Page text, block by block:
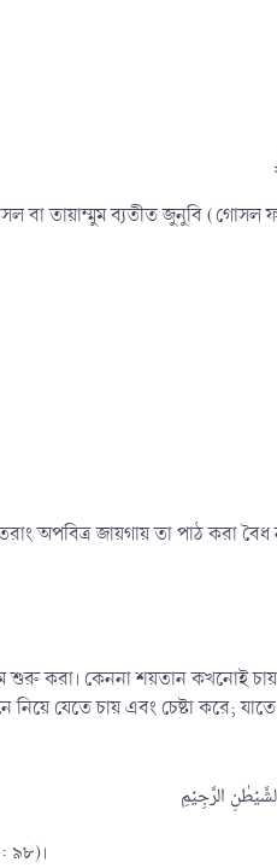
বা তায়াম্মুম ব্যতীত জুনুবি
অপবিত্র জায়গায় তা পাঠ করা বৈধ
করা। কেননা শয়তান কখনোই চায়
যেতে চায় এবং চেষ্টা করে;
৯৮)।